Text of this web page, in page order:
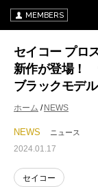
MEMBERS
セイコー プロ
新作が登場！
ブラックモデル
ホーム NEWS
NEWS ニュース
2024.01.17
セイコー